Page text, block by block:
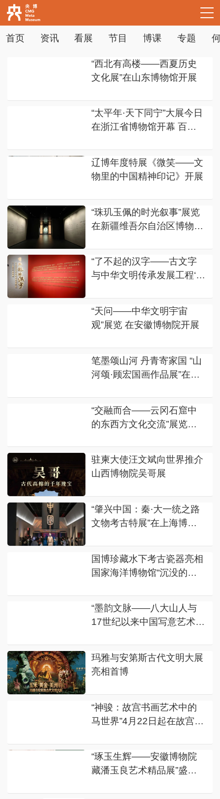
首页 资讯 看展 节目 博课 专题
下次自动登录 忘记密码
“西北有高楼——西夏历史
文化展”在山东博物馆开展
“太平年·天下同宁”大展今日
在浙江省博物馆开幕 百馆
辽博年度特展《微笑——文
物里的中国精神印记》开展
“珠玑玉佩的时光叙事”展览
在新疆维吾尔自治区博物馆
“了不起的汉字——古文字
与中华文明传承发展工程‘十
“天问——中华文明宇宙
观”展览 在安徽博物院开展
笔墨颂山河 丹青寄家国 “山
河颂·顾宏国画作品展”在澳
“交融而合——云冈石窟中
的东西方文化交流”展览在
驻柬大使汪文斌向世界推介
山西博物院吴哥展
“肇兴中国：秦·大一统之路
文物考古特展”在上海博物
国博珍藏水下考古瓷器亮相
国家海洋博物馆“沉没的宝
“墨韵文脉——八大山人与
17世纪以来中国写意艺术
玛雅与安第斯古代文明大展
亮相首博
“神骏：故宫书画艺术中的
马世界”4月22日起在故宫文
“琢玉生辉——安徽博物院
藏潘玉良艺术精品展”盛大